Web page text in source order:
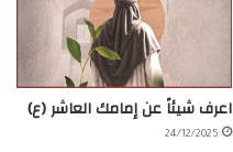
اعرف شيئاً عن إمامك العاشر (ع)
24/12/2025